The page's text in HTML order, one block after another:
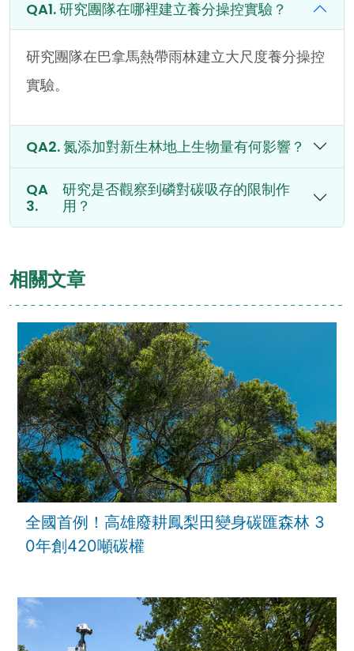
研究團隊在哪裡建立養分操控實驗？
研究團隊在巴拿馬熱帶雨林建立大尺度養分操控
實驗。
氮添加對新生林地上生物量有何影響？
研究是否觀察到磷對碳吸存的限制作
用？
相關文章
全國首例！高雄廢耕鳳梨田變身碳匯森林 3
0年創420噸碳權